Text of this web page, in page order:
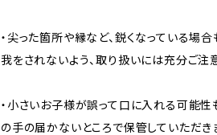
・尖った箇所や縁など、鋭くなっている場
我をされないよう、取り扱いには充分ご注
・小さいお子様が誤って口に入れる可能性
の手の届かないところで保管していただき